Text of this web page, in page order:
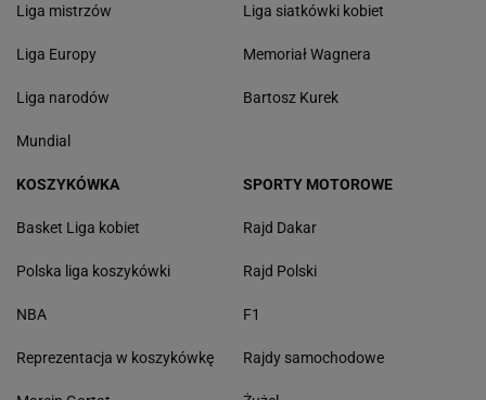
Liga mistrzów
Liga Europy
Liga narodów
Mundial
Liga siatkówki kobiet
Memoriał Wagnera
Bartosz Kurek
KOSZYKÓWKA
Basket Liga kobiet
Polska liga koszykówki
NBA
Reprezentacja w koszykówkę
SPORTY MOTOROWE
Rajd Dakar
Rajd Polski
F1
Rajdy samochodowe